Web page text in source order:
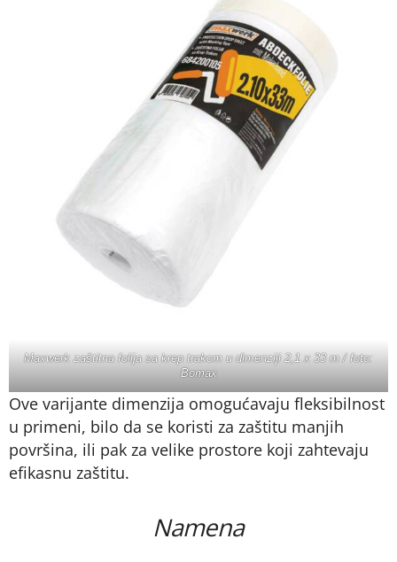
Maxwerk zaštitna folija sa krep trakom u dimenziji 2,1 x 33 m / foto:
Bomax
Ove varijante dimenzija omogućavaju fleksibilnost
u primeni, bilo da se koristi za zaštitu manjih
površina, ili pak za velike prostore koji zahtevaju
efikasnu zaštitu.
Namena